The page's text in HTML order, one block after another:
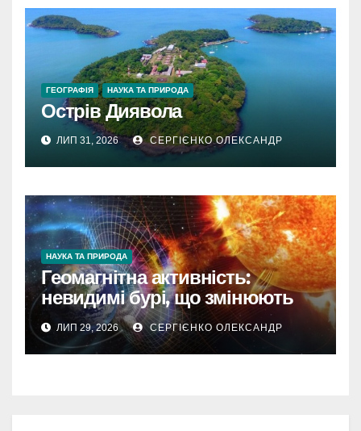
ГЕОГРАФІЯ НАУКА ТА ПРИРОДА
Острів Диявола
ЛИП 31, 2026 СЕРГІЄНКО ОЛЕКСАНДР
НАУКА ТА ПРИРОДА
Геомагнітна активність:
невидимі бурі, що змінюють
наш світ
ЛИП 29, 2026 СЕРГІЄНКО ОЛЕКСАНДР